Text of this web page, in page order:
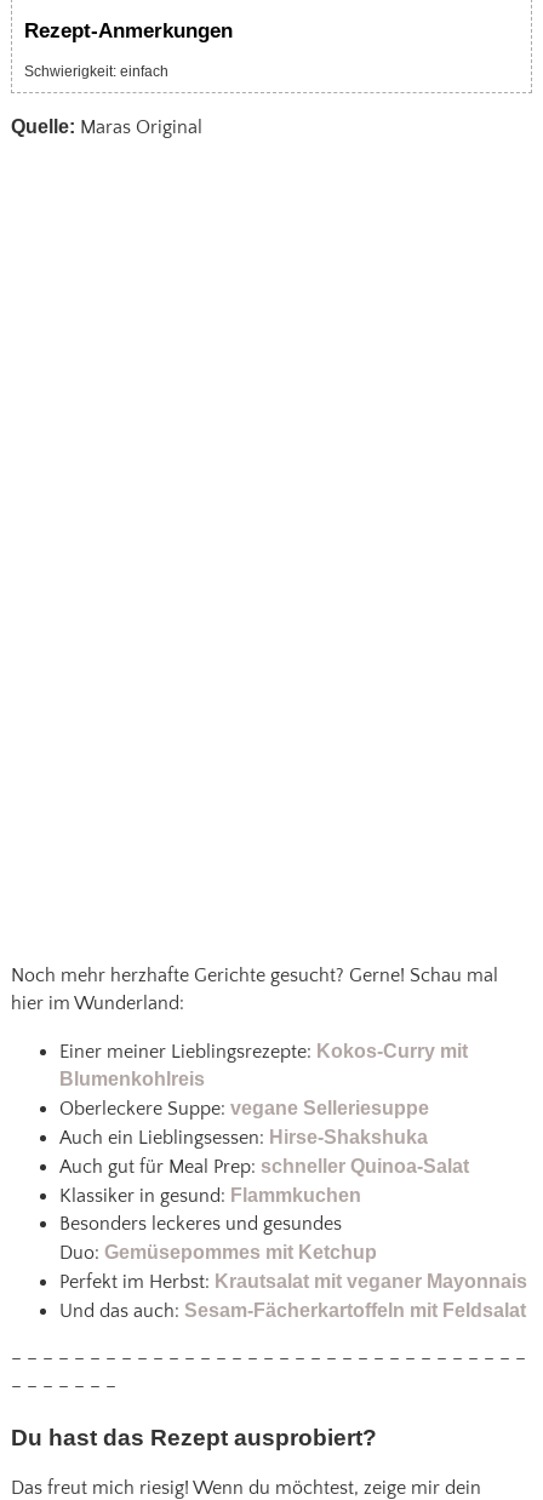
Rezept-Anmerkungen
Schwierigkeit: einfach
Quelle: Maras Original
Noch mehr herzhafte Gerichte gesucht? Gerne! Schau mal
hier im Wunderland:
Einer meiner Lieblingsrezepte: Kokos-Curry mit
Blumenkohlreis
Oberleckere Suppe: vegane Selleriesuppe
Auch ein Lieblingsessen: Hirse-Shakshuka
Auch gut für Meal Prep: schneller Quinoa-Salat
Klassiker in gesund: Flammkuchen
Besonders leckeres und gesundes
Duo: Gemüsepommes mit Ketchup
Perfekt im Herbst: Krautsalat mit veganer Mayonnais
Und das auch: Sesam-Fächerkartoffeln mit Feldsalat
– – – – – – – – – – – – – – – – – – – – – – – – – – – – – – – – –
– – – – – – –
Du hast das Rezept ausprobiert?
Das freut mich riesig! Wenn du möchtest, zeige mir dein